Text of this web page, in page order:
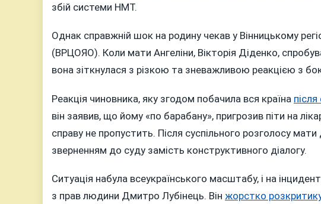
збій системи НМТ.
Однак справжній шок на родину чекав у Вінницькому
(ВРЦОЯО). Коли мати Ангеліни, Вікторія Діденко,
вона зіткнулася з різкою та зневажливою реакцією з
Реакція чиновника, яку згодом побачила вся країна
він заявив, що йому «по барабану», пригрозив піти на
справу не пропустить. Після суспільного розголосу
зверненням до суду замість конструктивного діалогу.
Ситуація набула всеукраїнського масштабу, і на
з прав людини Дмитро Лубінець. Він жорстко